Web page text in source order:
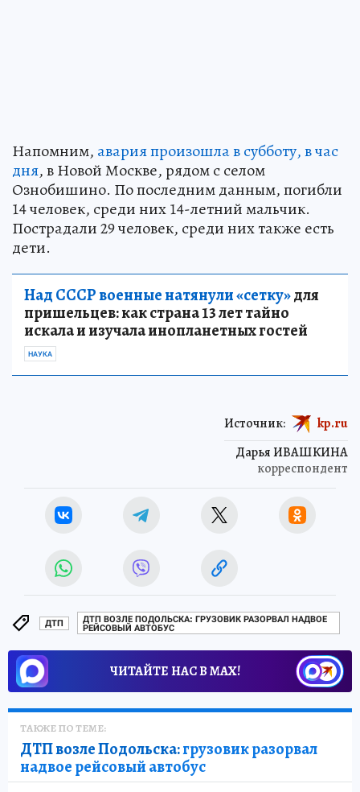
Напомним, авария произошла в субботу, в час
дня, в Новой Москве, рядом с селом
Ознобишино. По последним данным, погибли
14 человек, среди них 14-летний мальчик.
Пострадали 29 человек, среди них также есть
дети.
Над СССР военные натянули «сетку»для
пришельцев: как страна 13 лет тайно
искала и изучала инопланетных гостей
НАУКА
Дарья ИВАШКИНА
корреспондент
Источник: kp.ru
ДТП
ДТП ВОЗЛЕ ПОДОЛЬСКА: ГРУЗОВИК РАЗОРВАЛ НАДВОЕ
РЕЙСОВЫЙ АВТОБУС
ЧИТАЙТЕ НАС В МАХ!
ТАКЖЕ ПО ТЕМЕ:
ДТП возле Подольска:грузовик разорвал
надвое рейсовый автобус